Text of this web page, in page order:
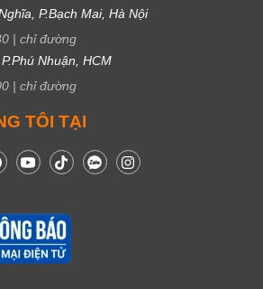
P.Bạch Mai, Hà Nội
| chỉ đường
Nhuận, HCM
| chỉ đường
TÔI TẠI